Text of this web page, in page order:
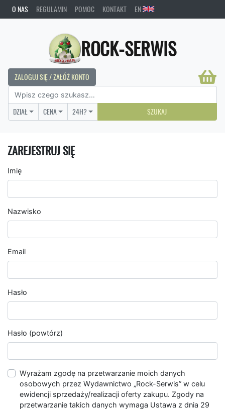
O NAS REGULAMIN POMOC KONTAKT EN
ROCK-SERWIS
ZALOGUJ SIĘ / ZAŁÓŻ KONTO
DZIAŁ CENA 24H? SZUKAJ
ZAREJESTRUJ SIĘ
Imię
Nazwisko
Email
Hasło
Hasło (powtórz)
Wyrażam zgodę na przetwarzanie moich danych
osobowych przez Wydawnictwo „Rock-Serwis” w celu
ewidencji sprzedaży/realizacji oferty zakupu. Zgody na
przetwarzanie takich danych wymaga Ustawa z dnia 29